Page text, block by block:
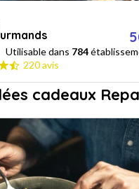
Utilisable dans 784
220 avis
cadeaux